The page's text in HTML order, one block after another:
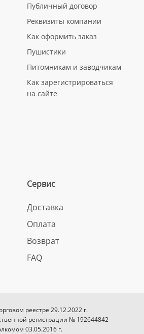
Публичный договор
Реквизиты компании
Как оформить заказ
Пушистики
Питомникам и заводчикам
Как зарегистрироваться
на сайте
Сервис
Доставка
Оплата
Возврат
FAQ
реестре 29.12.2022 г.
регистрации № 192644842
03.05.2016 г.